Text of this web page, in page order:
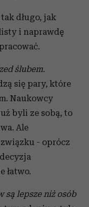
tak długo, jak
i naprawdę
ślubem.
się pary, które
Naukowcy
byli ze sobą, to
Ale
- oprócz
łatwo.
są lepsze niż osób